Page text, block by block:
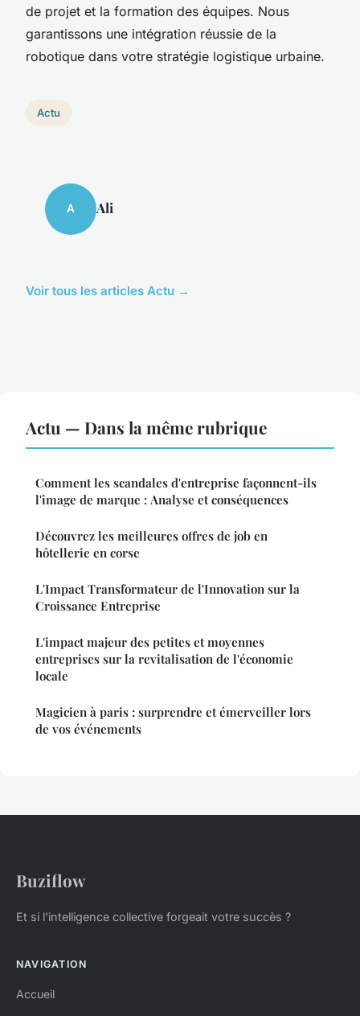
de projet et la formation des équipes. Nous
garantissons une intégration réussie de la
robotique dans votre stratégie logistique urbaine.
Actu
A Ali
Voir tous les articles Actu →
Actu — Dans la même rubrique
Comment les scandales d'entreprise façonnent-ils
l'image de marque : Analyse et conséquences
Découvrez les meilleures offres de job en
hôtellerie en corse
L'Impact Transformateur de l'Innovation sur la
Croissance Entreprise
L'impact majeur des petites et moyennes
entreprises sur la revitalisation de l'économie
locale
Magicien à paris : surprendre et émerveiller lors
de vos événements
Buziflow
Et si l'intelligence collective forgeait votre succès ?
NAVIGATION
Accueil